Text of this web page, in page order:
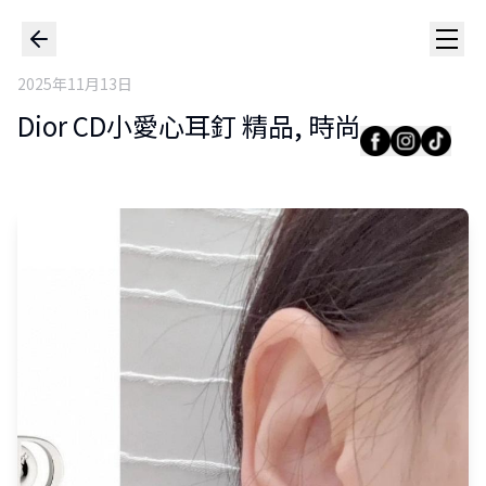
2025年11月13日
Dior CD小愛心耳釘 精品, 時尚